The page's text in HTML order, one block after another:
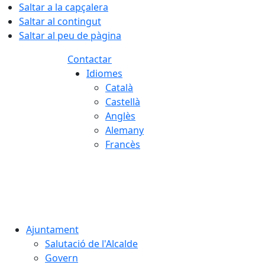
Saltar a la capçalera
Saltar al contingut
Saltar al peu de pàgina
Contactar
Idiomes
Català
Castellà
Anglès
Alemany
Francès
Ajuntament
Salutació de l'Alcalde
Govern